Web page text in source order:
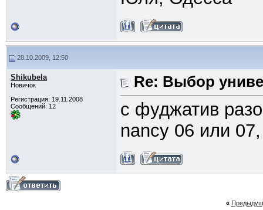
28.10.2009, 12:50
Shikubela
Новичок
Регистрация: 19.11.2008
Сообщений: 12
Re: Выбор
с фуджатив
nancy 06 или
«